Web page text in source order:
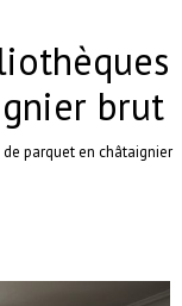
brut
parquet en châtaignier